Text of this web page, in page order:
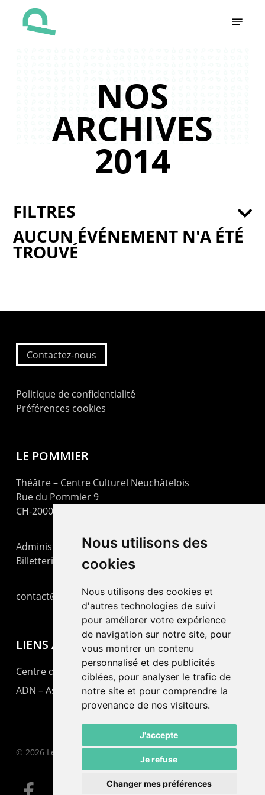
Nous utilisons des
cookies
Nous utilisons des cookies et
d'autres technologies de suivi
pour améliorer votre expérience
de navigation sur notre site, pour
vous montrer un contenu
personnalisé et des publicités
ciblées, pour analyser le trafic de
notre site et pour comprendre la
provenance de nos visiteurs.
J'accepte
Je refuse
Changer mes préférences
NOS
ARCHIVES
2014
AUCUN ÉVÉNEMENT N'A ÉTÉ
TROUVÉ
FILTRES
Contactez-nous
Politique de confidentialité
Préférences cookies
LE POMMIER
Théâtre – Centre Culturel Neuchâtelois
Rue du Pommier 9
CH-2000 Neuchâtel
Administration : +41 32 725 03 03
Billetterie : +41 32 725 05 05
contact@lepommier.ch
LIENS AMIS
Centre de culture ABC
ADN – Association Danse Neuchâtel
© 2026 Le Pommier.
facebook email